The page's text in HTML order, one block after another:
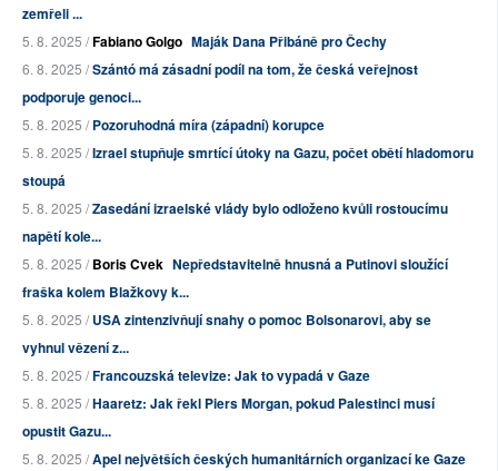
zemřeli ...
5. 8. 2025 /Fabiano Golgo Maják Dana Přibáně pro Čechy
6. 8. 2025 /Szántó má zásadní podíl na tom, že česká veřejnost
podporuje genoci...
5. 8. 2025 /Pozoruhodná míra (západní) korupce
5. 8. 2025 /Izrael stupňuje smrtící útoky na Gazu, počet obětí hladomoru
stoupá
5. 8. 2025 /Zasedání izraelské vlády bylo odloženo kvůli rostoucímu
napětí kole...
5. 8. 2025 /Boris Cvek Nepředstavitelně hnusná a Putinovi sloužící
fraška kolem Blažkovy k...
5. 8. 2025 /USA zintenzivňují snahy o pomoc Bolsonarovi, aby se
vyhnul vězení z...
5. 8. 2025 /Francouzská televize: Jak to vypadá v Gaze
5. 8. 2025 /Haaretz: Jak řekl Piers Morgan, pokud Palestinci musí
opustit Gazu...
5. 8. 2025 /Apel největších českých humanitárních organizací ke Gaze